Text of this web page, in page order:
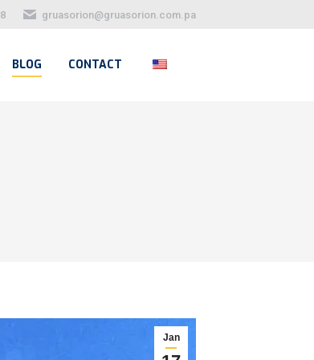
gruasorion@gruasorion.com.pa
BLOG CONTACT
Jan